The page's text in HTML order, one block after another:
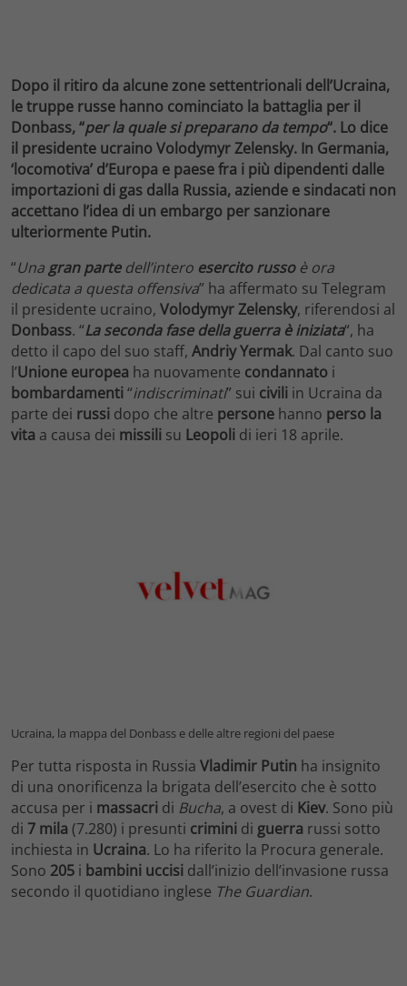
Dopo il ritiro da alcune zone settentrionali dell’Ucraina,
le truppe russe hanno cominciato la battaglia per il
Donbass, “per la quale si preparano da tempo“. Lo dice
il presidente ucraino Volodymyr Zelensky. In Germania,
‘locomotiva’ d’Europa e paese fra i più dipendenti dalle
importazioni di gas dalla Russia, aziende e sindacati non
accettano l’idea di un embargo per sanzionare
ulteriormente Putin.
“Unagran partedell’intero esercito russoè ora
dedicata a questa offensiva” ha affermato su Telegram
il presidente ucraino, Volodymyr Zelensky, riferendosi al
Donbass. “La seconda fase della guerra è iniziata“, ha
detto il capo del suo staff, Andriy Yermak. Dal canto suo
l’Unione europea ha nuovamente condannato i
bombardamenti“indiscriminati” sui civili in Ucraina da
parte dei russi dopo che altre persone hanno perso la
vita a causa dei missili su Leopoli di ieri 18 aprile.
Ucraina, la mappa del Donbass e delle altre regioni del paese
Per tutta risposta in Russia Vladimir Putin ha insignito
di una onorificenza la brigata dell’esercito che è sotto
accusa per i massacri di Bucha, a ovest di Kiev. Sono più
di 7 mila (7.280) i presunti crimini di guerra russi sotto
inchiesta in Ucraina. Lo ha riferito la Procura generale.
Sono 205 i bambini uccisi dall’inizio dell’invasione russa
secondo il quotidiano inglese The Guardian.